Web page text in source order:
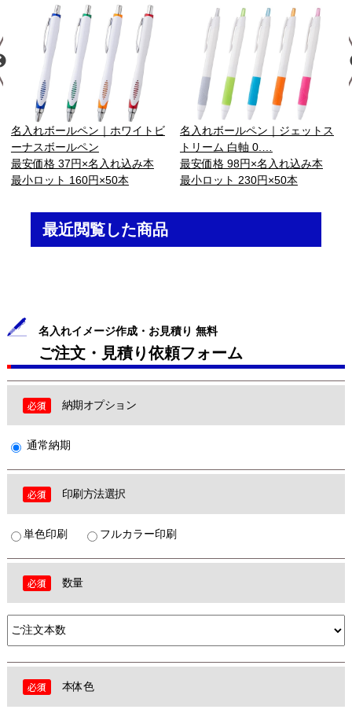
名入れボールペン｜ホワイトビ
ーナスボールペン
最安価格 37円×名入れ込み本
最小ロット 160円×50本
名入れボールペン｜ジェットス
トリーム 白軸 0.…
最安価格 98円×名入れ込み本
最小ロット 230円×50本
最近閲覧した商品
名入れイメージ作成・お見積り 無料
ご注文・見積り依頼フォーム
納期オプション
通常納期
印刷方法選択
単色印刷 フルカラー印刷
数量
本体色